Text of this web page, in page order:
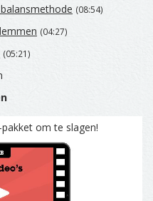
(08:54)
(04:27)
(05:21)
om te slagen!